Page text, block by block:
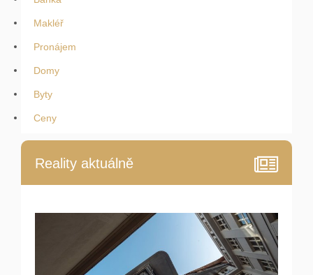
Makléř
Pronájem
Domy
Byty
Ceny
Reality aktuálně